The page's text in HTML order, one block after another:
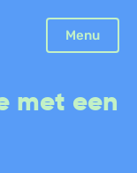
Menu
Sluiten
met een